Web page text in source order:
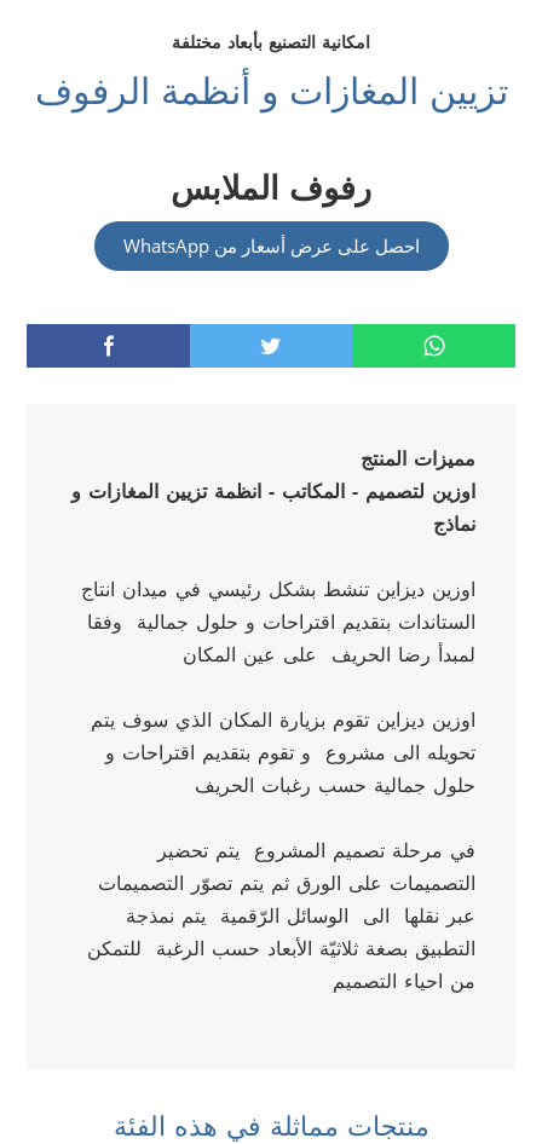
امكانية التصنيع بأبعاد مختلفة
تزيين المغازات و أنظمة الرفوف
رفوف الملابس
احصل على عرض أسعار من WhatsApp
مميزات المنتج
نماذج
لمبدأ رضا الحريف  على عين المكان
حلول جمالية حسب رغبات الحريف
من احياء التصميم
منتجات مماثلة في هذه الفئة